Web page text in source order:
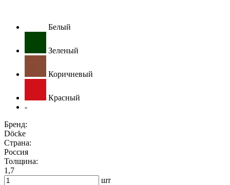
Белый
Зеленый
Коричневый
Красный
-
Бренд:
Döcke
Страна:
Россия
Толщина:
1,7
шт